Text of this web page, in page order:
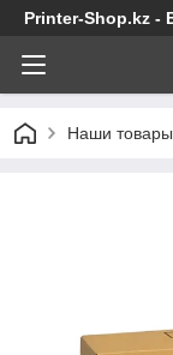
Printer-Shop.kz -
Наши товары